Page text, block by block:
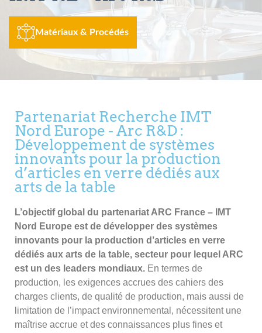
Matériaux & Procédés
Partenariat Recherche IMT
Nord Europe - Arc R&D :
Développement de systèmes
innovants pour la production
d’articles en verre dédiés aux
arts de la table
L’objectif global du partenariat ARC France – IMT
Nord Europe est de développer des systèmes
innovants pour la production d’articles en verre
dédiés aux arts de la table, secteur pour lequel ARC
est un des leaders mondiaux. En termes de
production, les exigences accrues des cahiers des
charges clients, de qualité de production, mais aussi de
limitation de l’impact environnemental, nécessitent une
maîtrise accrue et des connaissances plus fines et